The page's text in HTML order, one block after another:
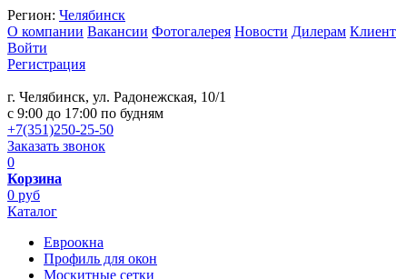
Регион: Челябинск
О компании Вакансии Фотогалерея Новости Дилерам
Войти
Регистрация
г. Челябинск, ул. Радонежская, 10/1
c 9:00 до 17:00 по будням
+7(351)250-25-50
Заказать звонок
0
Корзина
0 руб
Каталог
Евроокна
Профиль для окон
Москитные сетки